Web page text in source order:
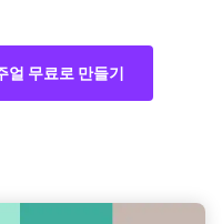
얼 무료로 만들기